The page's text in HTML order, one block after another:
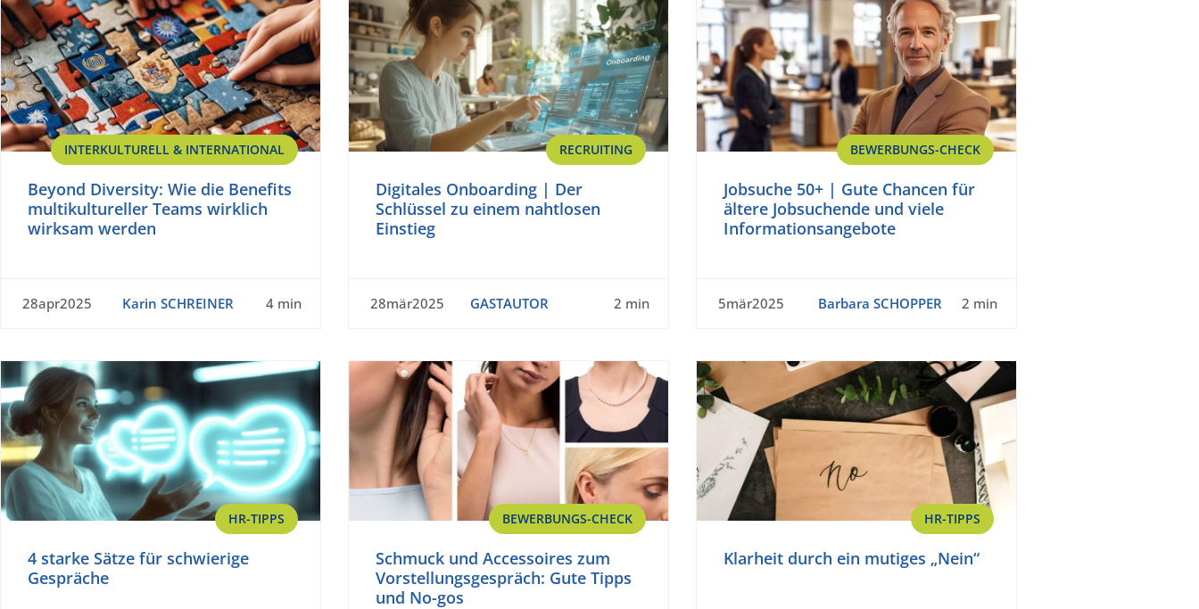
INTERKULTURELL & INTERNATIONAL
Beyond Diversity: Wie die Benefits
multikultureller Teams wirklich
wirksam werden
28apr2025 Karin SCHREINER 4 min
RECRUITING
Digitales Onboarding | Der
Schlüssel zu einem nahtlosen
Einstieg
28mär2025 GASTAUTOR 2 min
BEWERBUNGS-CHECK
Jobsuche 50+ | Gute Chancen für
ältere Jobsuchende und viele
Informationsangebote
5mär2025 Barbara SCHOPPER 2 min
HR-TIPPS
4 starke Sätze für schwierige
Gespräche
BEWERBUNGS-CHECK
Schmuck und Accessoires zum
Vorstellungsgespräch: Gute Tipps
und No-gos
HR-TIPPS
Klarheit durch ein mutiges „Nein“